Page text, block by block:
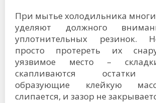
При мытье холодильника
уделяют должного
уплотнительных резинок.
просто протереть их
уязвимое место –
скапливаются остатки
образующие клейкую
слипается, и зазор не